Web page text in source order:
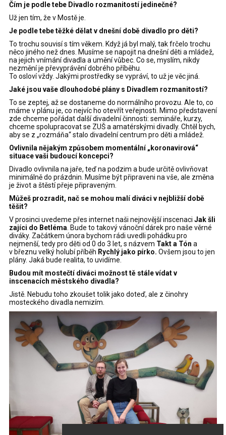
Čím je podle tebe Divadlo rozmanitostí jedinečné?
Už jen tím, že v Mostě je.
Je podle tebe těžké dělat v dnešní době divadlo pro děti?
To trochu souvisí s tím věkem. Když já byl malý, tak frčelo trochu
něco jiného než dnes. Musíme se napojit na dnešní děti a mládež,
na jejich vnímání divadla a umění vůbec. Co se, myslím, nikdy
nezmění je převyprávění dobrého příběhu.
To osloví vždy. Jakými prostředky se vypráví, to už je věc jiná.
Jaké jsou vaše dlouhodobé plány s Divadlem rozmanitostí?
To se zeptej, až se dostaneme do normálního provozu. Ale to, co
máme v plánu je, co nejvíc ho otevřít veřejnosti. Mimo představení
zde chceme pořádat další divadelní činnosti: semináře, kurzy,
chceme spolupracovat se ZUŠ a amatérskými divadly. Chtěl bych,
aby se z „rozmáňa“ stalo divadelní centrum pro děti a mládež.
Ovlivnila nějakým způsobem momentální „koronavirová“
situace vaši budoucí koncepci?
Divadlo ovlivnila na jaře, teď na podzim a bude určitě ovlivňovat
minimálně do prázdnin. Musíme být připraveni na vše, ale změna
je život a štěstí přeje připraveným.
Můžeš prozradit, nač se mohou malí diváci v nejbližší době
těšit?
V prosinci uvedeme přes internet naši nejnovější inscenaci Jak šli
zajíci do Betléma . Bude to takový vánoční dárek pro naše věrné
diváky. Začátkem února bychom rádi uvedli pohádku pro
nejmenší, tedy pro děti od 0 do 3 let, s názvem Takt a Tón a
v březnu velký holubí příběh Rychlý jako pírko. Ovšem jsou to jen
plány. Jaká bude realita, to uvidíme.
Budou mít mostečtí diváci možnost tě stále vídat v
inscenacích městského divadla?
Jistě. Nebudu toho zkoušet tolik jako doteď, ale z činohry
mosteckého divadla nemizím.